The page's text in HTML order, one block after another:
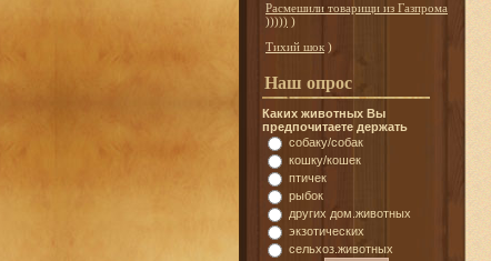
Расмешили товарищи из Газпрома
))))) )
Тихий шок )
Наш опрос
Каких животных Вы
предпочитаете держать
собаку/собак
кошку/кошек
птичек
рыбок
других дом.животных
экзотических
сельхоз.животных